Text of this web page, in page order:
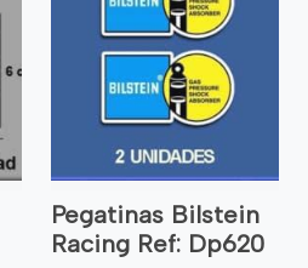
Pegatinas Bilstein
Racing Ref: Dp620